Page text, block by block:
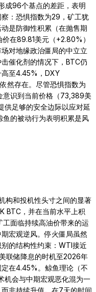
成96个基点的差距，表明
：恐惧指数为29，矿工犹
是防御性积累（在抛售期
在89.81美元（+2.80%）
对地缘政治僵局的中立立
催化剂的情况下，BTC仍
高至4.45%，DXY
然存在。尽管恐惧指数为
意识到当前价格（73,389美
足够的安全边际以应对延
的被动行为表明积累是风
构和投机性头寸之间的显著
BTC，并在当前水平上积
面临持续高油价带来的运
宏观逆风。停火僵局虽然
的结构性约束：WTI接近
联储降息的时机至2026年
在4.45%。鲸鱼理论（不
机会与中期宏观恶化混为一
非持续升值。在7天的时间